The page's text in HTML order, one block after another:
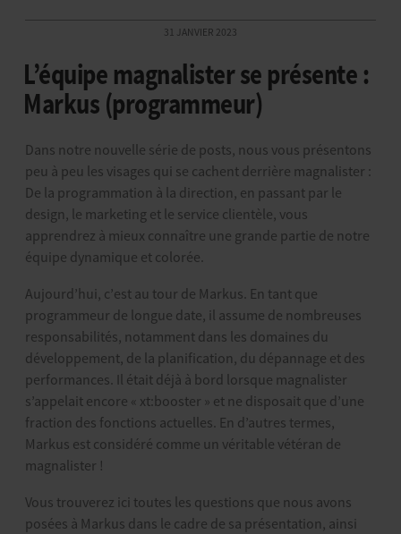
31 JANVIER 2023
L’équipe magnalister se présente :
Markus (programmeur)
Dans notre nouvelle série de posts, nous vous présentons
peu à peu les visages qui se cachent derrière magnalister :
De la programmation à la direction, en passant par le
design, le marketing et le service clientèle, vous
apprendrez à mieux connaître une grande partie de notre
équipe dynamique et colorée.
Aujourd’hui, c’est au tour de Markus. En tant que
programmeur de longue date, il assume de nombreuses
responsabilités, notamment dans les domaines du
développement, de la planification, du dépannage et des
performances. Il était déjà à bord lorsque magnalister
s’appelait encore « xt:booster » et ne disposait que d’une
fraction des fonctions actuelles. En d’autres termes,
Markus est considéré comme un véritable vétéran de
magnalister !
Vous trouverez ici toutes les questions que nous avons
posées à Markus dans le cadre de sa présentation, ainsi